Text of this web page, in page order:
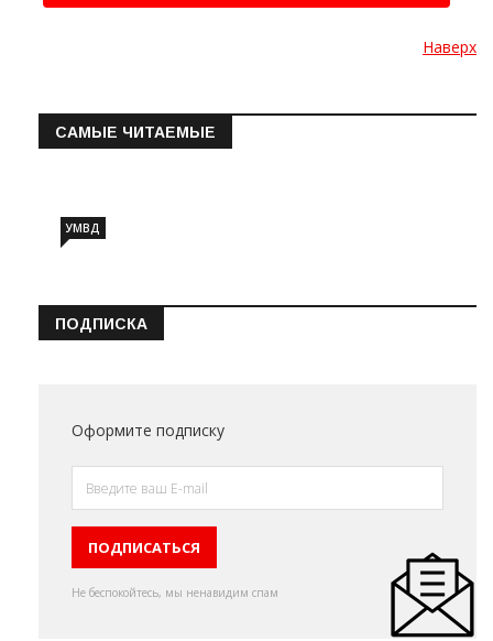
Наверх
САМЫЕ ЧИТАЕМЫЕ
УМВД
ПОДПИСКА
Оформите подписку
Не беспокойтесь, мы ненавидим спам